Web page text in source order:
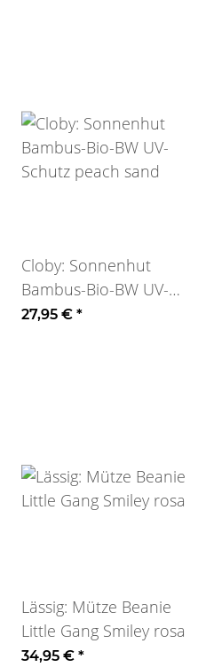
Cloby: Sonnenhut
Bambus-Bio-BW UV-
Schutz peach sand
27,95 € *
Lässig: Mütze Beanie
Little Gang Smiley rosa
34,95 € *